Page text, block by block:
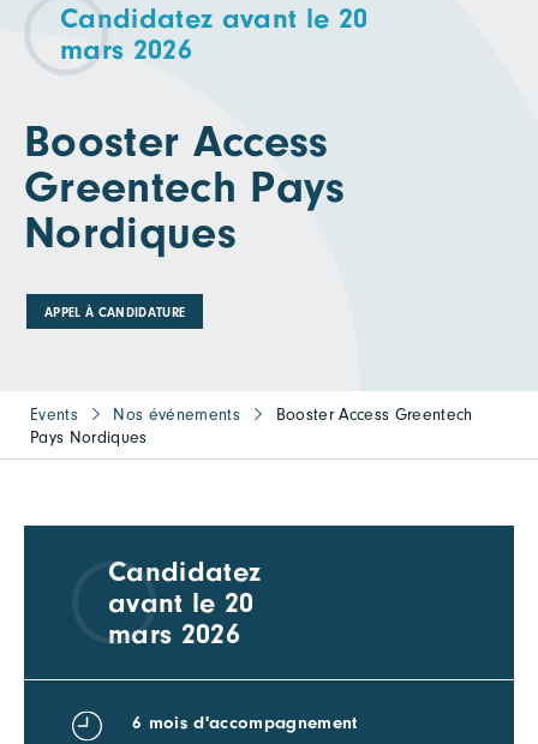
Candidatez avant le 20
mars 2026
Booster Access
Greentech Pays
Nordiques
APPEL À CANDIDATURE
Events Nos événements
Booster Access Greentech
Pays Nordiques
Candidatez
avant le 20
mars 2026
6 mois d'accompagnement